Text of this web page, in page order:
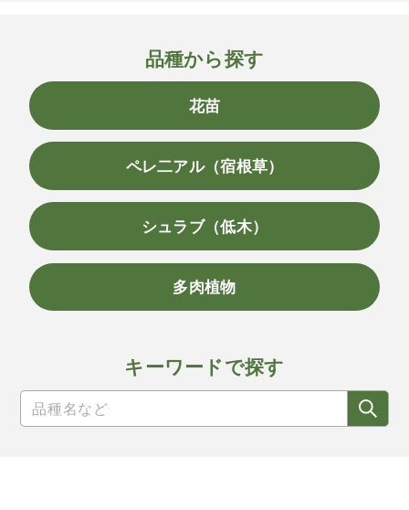
品種から探す
花苗
ペレ二アル（宿根草）
シュラブ（低木）
多肉植物
キーワードで探す